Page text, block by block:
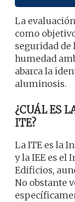
La
como
seguridad de
humedad
abarca la
aluminosis.
¿CUÁL ES
ITE?
La ITE es la
y la IEE es el
Edificios,
No obstante